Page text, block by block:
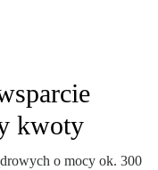
kwoty
o mocy ok. 300